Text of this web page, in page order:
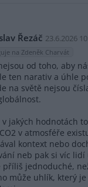
Řezáč 23.6.2026
na Zdeněk Charvát
od toho, aby
ten narativ a úhle
na světě nejsou
jakých hodnotách
v atmosféře
kontext nebo
neb pak si víc
příliš jednoduché,
může uhlík, který